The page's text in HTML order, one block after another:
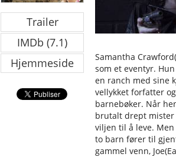
Trailer
IMDb (7.1)
Hjemmeside
Samantha
som et eventyr.
en ranch med sine
vellykket forfatter
barnebøker. Når
brutalt drept mister
viljen til å leve.
to barn fører til
gammel venn,